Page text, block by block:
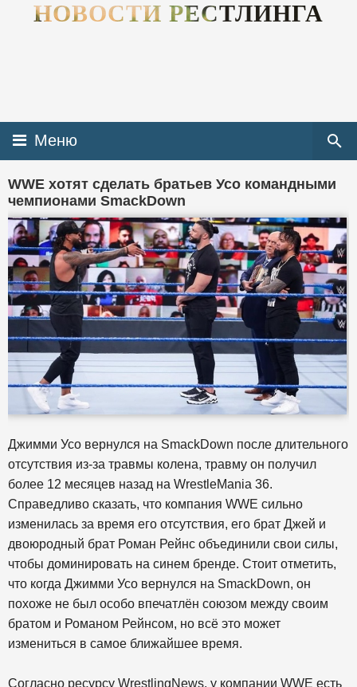
НОВОСТИ РЕСТЛИНГА
Меню
WWE хотят сделать братьев Усо командными
чемпионами SmackDown
Джимми Усо вернулся на SmackDown после длительного
отсутствия из-за травмы колена, травму он получил
более 12 месяцев назад на WrestleMania 36.
Справедливо сказать, что компания WWE сильно
изменилась за время его отсутствия, его брат Джей и
двоюродный брат Роман Рейнс объединили свои силы,
чтобы доминировать на синем бренде. Стоит отметить,
что когда Джимми Усо вернулся на SmackDown, он
похоже не был особо впечатлён союзом между своим
братом и Романом Рейнсом, но всё это может
измениться в самое ближайшее время.
Согласно ресурсу WrestlingNews, у компании WWE есть